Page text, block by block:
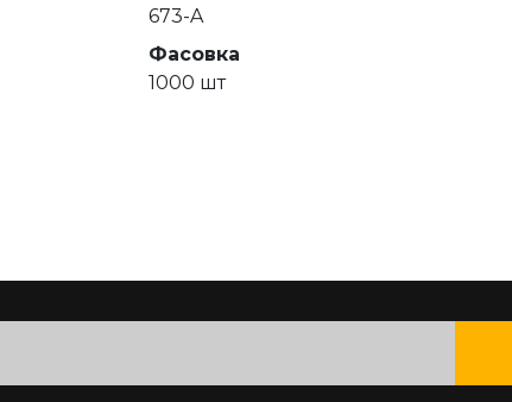
673-A
Фасовка
1000 шт